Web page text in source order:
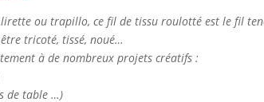
ou trapillo, ce fil de tissu roulotté est le fil
tricoté, tissé, noué…
à de nombreux projets créatifs :
de table …)